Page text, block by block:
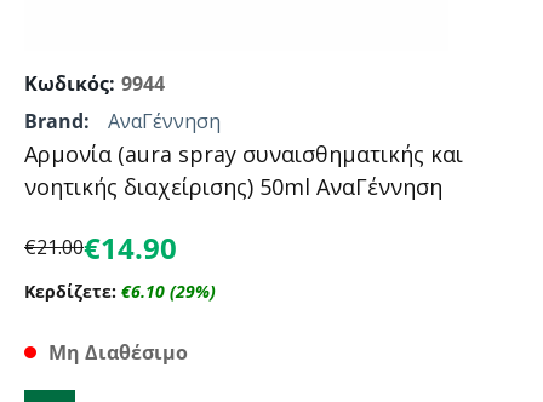
Αρμονία (aura spray συναισθηματικής και
νοητικής διαχείρισης) 50ml ΑναΓέννηση
Brand: ΑναΓέννηση
€21.00€14.90
Κερδίζετε: €6.10 (29%)
Κωδικός: 9944
Μη Διαθέσιμο